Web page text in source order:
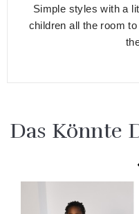
Simple styles with a
children all the room
Das Könnte